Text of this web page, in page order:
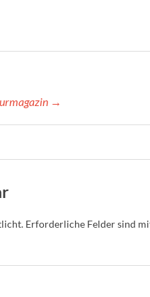
→
Erforderliche Felder sind